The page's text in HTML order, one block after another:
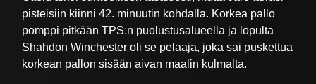
pisteisiin kiinni 42. minuutin kohdalla. Korkea pallo
pomppi pitkään TPS:n puolustusalueella ja lopulta
Shahdon Winchester oli se pelaaja, joka sai puskettua
korkean pallon sisään aivan maalin kulmalta.